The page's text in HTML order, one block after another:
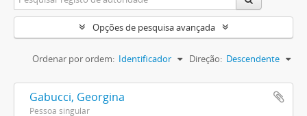
Opções de pesquisa avançada
Ordenar por ordem: Identificador Direção: Descendente
Gabucci, Georgina
Pessoa singular